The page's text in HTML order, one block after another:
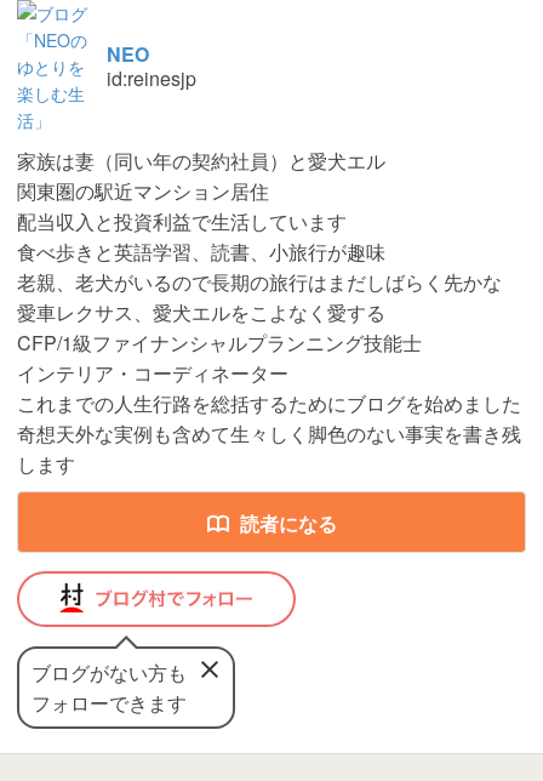
NEO
id:reinesjp
家族は妻（同い年の契約社員）と愛犬エル
関東圏の駅近マンション居住
配当収入と投資利益で生活しています
食べ歩きと英語学習、読書、小旅行が趣味
老親、老犬がいるので長期の旅行はまだしばらく先かな
愛車レクサス、愛犬エルをこよなく愛する
CFP/1級ファイナンシャルプランニング技能士
インテリア・コーディネーター
これまでの人生行路を総括するためにブログを始めました
奇想天外な実例も含めて生々しく脚色のない事実を書き残
します
読者になる
ブログがない方も
フォローできます